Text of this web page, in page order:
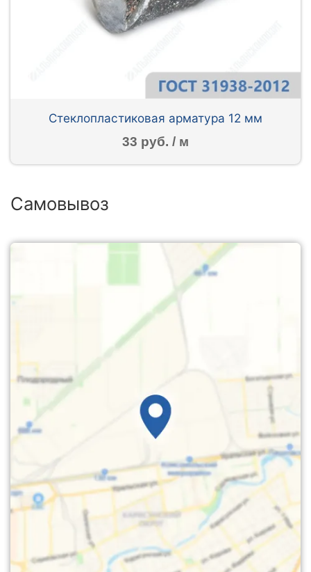
Стеклопластиковая арматура 12 мм
33 руб. / м
Самовывоз